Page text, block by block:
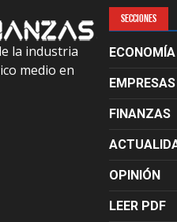
la industria
medio en
SECCIONES
ECONOMÍA
EMPRESAS
FINANZAS
OPINIÓN
LEER PDF